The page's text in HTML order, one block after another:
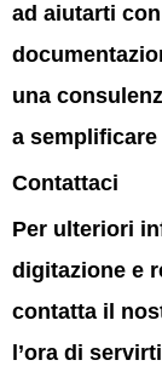
ad aiutarti
una
a
Contattaci
Per ulteriori
digitazione e
contatta il
l’ora di